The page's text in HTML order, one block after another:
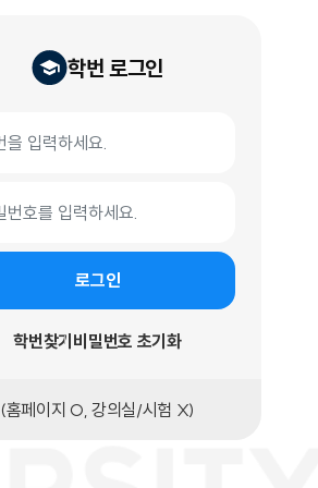
학번 로그인
로그인
학번찾기 비밀번호 초기화
(홈페이지 O, 강의실/시험 X)